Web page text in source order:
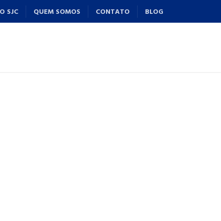
SJC QUEM SOMOS CONTATO BLOG